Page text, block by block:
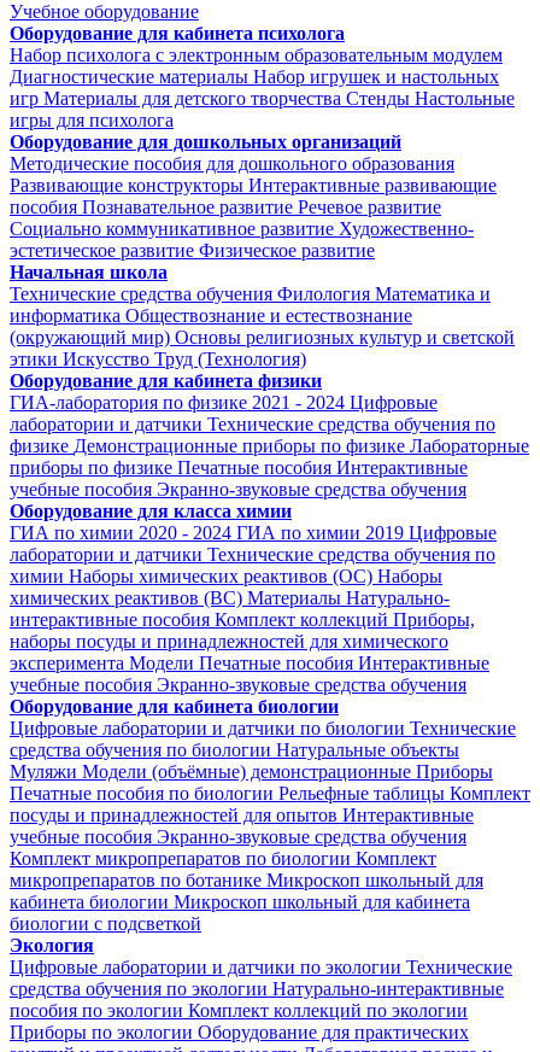
Учебное оборудование
Оборудование для кабинета психолога
Набор психолога с электронным образовательным модулем
Диагностические материалы Набор игрушек и настольных
игр Материалы для детского творчества Стенды Настольные
игры для психолога
Оборудование для дошкольных организаций
Методические пособия для дошкольного образования
Развивающие конструкторы Интерактивные развивающие
пособия Познавательное развитие Речевое развитие
Социально коммуникативное развитие Художественно-
эстетическое развитие Физическое развитие
Начальная школа
Технические средства обучения Филология Математика и
информатика Обществознание и естествознание
(окружающий мир) Основы религиозных культур и светской
этики Искусство Труд (Технология)
Оборудование для кабинета физики
ГИА-лаборатория по физике 2021 - 2024 Цифровые
лаборатории и датчики Технические средства обучения по
физике Демонстрационные приборы по физике Лабораторные
приборы по физике Печатные пособия Интерактивные
учебные пособия Экранно-звуковые средства обучения
Оборудование для класса химии
ГИА по химии 2020 - 2024 ГИА по химии 2019 Цифровые
лаборатории и датчики Технические средства обучения по
химии Наборы химических реактивов (ОС) Наборы
химических реактивов (ВС) Материалы Натурально-
интерактивные пособия Комплект коллекций Приборы,
наборы посуды и принадлежностей для химического
эксперимента Модели Печатные пособия Интерактивные
учебные пособия Экранно-звуковые средства обучения
Оборудование для кабинета биологии
Цифровые лаборатории и датчики по биологии Технические
средства обучения по биологии Натуральные объекты
Муляжи Модели (объёмные) демонстрационные Приборы
Печатные пособия по биологии Рельефные таблицы Комплект
посуды и принадлежностей для опытов Интерактивные
учебные пособия Экранно-звуковые средства обучения
Комплект микропрепаратов по биологии Комплект
микропрепаратов по ботанике Микроскоп школьный для
кабинета биологии Микроскоп школьный для кабинета
биологии с подсветкой
Экология
Цифровые лаборатории и датчики по экологии Технические
средства обучения по экологии Натурально-интерактивные
пособия по экологии Комплект коллекций по экологии
Приборы по экологии Оборудование для практических